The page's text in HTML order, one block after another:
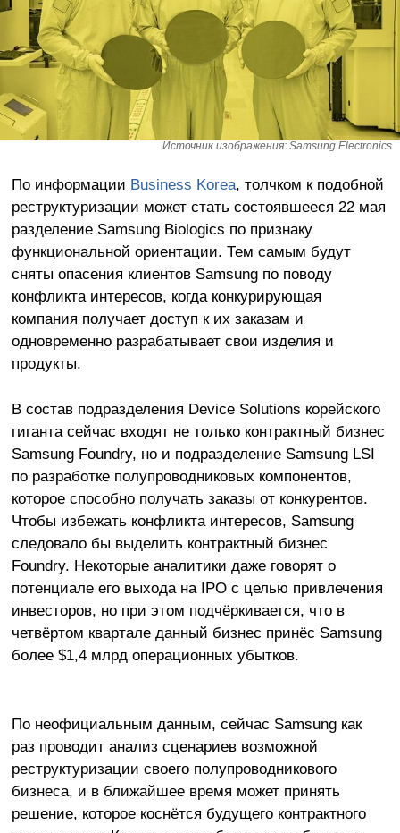
Источник изображения: Samsung Electronics
По информации Business Korea, толчком к подобной
реструктуризации может стать состоявшееся 22 мая
разделение Samsung Biologics по признаку
функциональной ориентации. Тем самым будут
сняты опасения клиентов Samsung по поводу
конфликта интересов, когда конкурирующая
компания получает доступ к их заказам и
одновременно разрабатывает свои изделия и
продукты.
В состав подразделения Device Solutions корейского
гиганта сейчас входят не только контрактный бизнес
Samsung Foundry, но и подразделение Samsung LSI
по разработке полупроводниковых компонентов,
которое способно получать заказы от конкурентов.
Чтобы избежать конфликта интересов, Samsung
следовало бы выделить контрактный бизнес
Foundry. Некоторые аналитики даже говорят о
потенциале его выхода на IPO с целью привлечения
инвесторов, но при этом подчёркивается, что в
четвёртом квартале данный бизнес принёс Samsung
более $1,4 млрд операционных убытков.
По неофициальным данным, сейчас Samsung как
раз проводит анализ сценариев возможной
реструктуризации своего полупроводникового
бизнеса, и в ближайшее время может принять
решение, которое коснётся будущего контрактного